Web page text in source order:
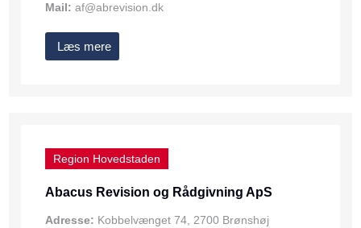
Mail: af@abrevision.dk
Læs mere
Region Hovedstaden
Abacus Revision og Rådgivning ApS
Adresse: Kobbelvænget 74, 2700 Brønshøj